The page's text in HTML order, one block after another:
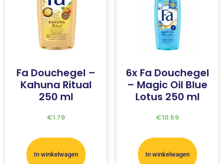
Fa Douchegel –
Kahuna Ritual
250 ml
€1.79
In winkelwagen
6x Fa Douchegel
– Magic Oil Blue
Lotus 250 ml
€10.59
In winkelwagen